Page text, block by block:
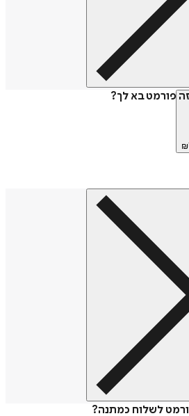
פורמט בא לך?
לשלוח כמתנה?